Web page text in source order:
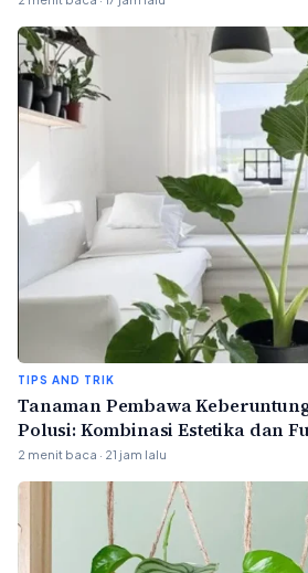
TIPS AND TRIK
Tanaman Pembawa
Polusi: Kombinasi Estetika dan
2 menit baca · 21 jam lalu